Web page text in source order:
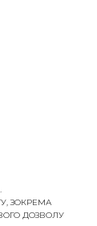
ЗОКРЕМА
ДОЗВОЛУ